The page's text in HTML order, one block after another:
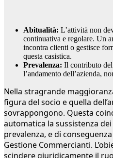
Abitualità: L’attività non
continuativa e regolare. Un
incontra clienti o gestisce
questa casistica.
Prevalenza: Il contributo del
l’andamento dell’azienda,
Nella stragrande
figura del socio e quella
sovrappongono. Questa
automatica la sussistenza
prevalenza, e di
Gestione Commercianti.
scindere giuridicamente il